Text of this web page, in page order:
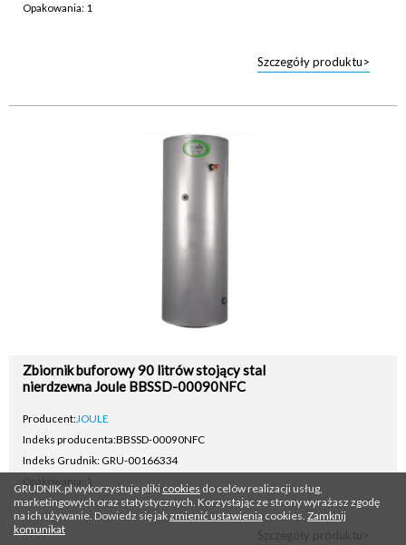
Opakowania: 1
Szczegóły produktu>
Zbiornik buforowy 90 litrów stojący stal
nierdzewna Joule BBSSD-00090NFC
Producent:JOULE
Indeks producenta:BBSSD-00090NFC
Indeks Grudnik: GRU-00166334
Opakowania: 1
Szczegóły produktu>
GRUDNIK.pl wykorzystuje pliki cookies do celów realizacji usług,
marketingowych oraz statystycznych. Korzystając ze strony wyrażasz zgodę
na ich używanie. Dowiedz się jakzmienić ustawienia cookies. Zamknij
komunikat